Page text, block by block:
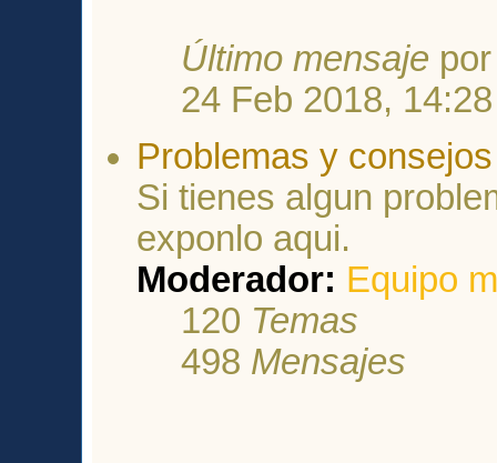
Último mensaje
24 Feb 2018, 14:28
Problemas y
Si tienes algun
exponlo aqui.
Moderador: Equipo
120 Temas
498 Mensajes